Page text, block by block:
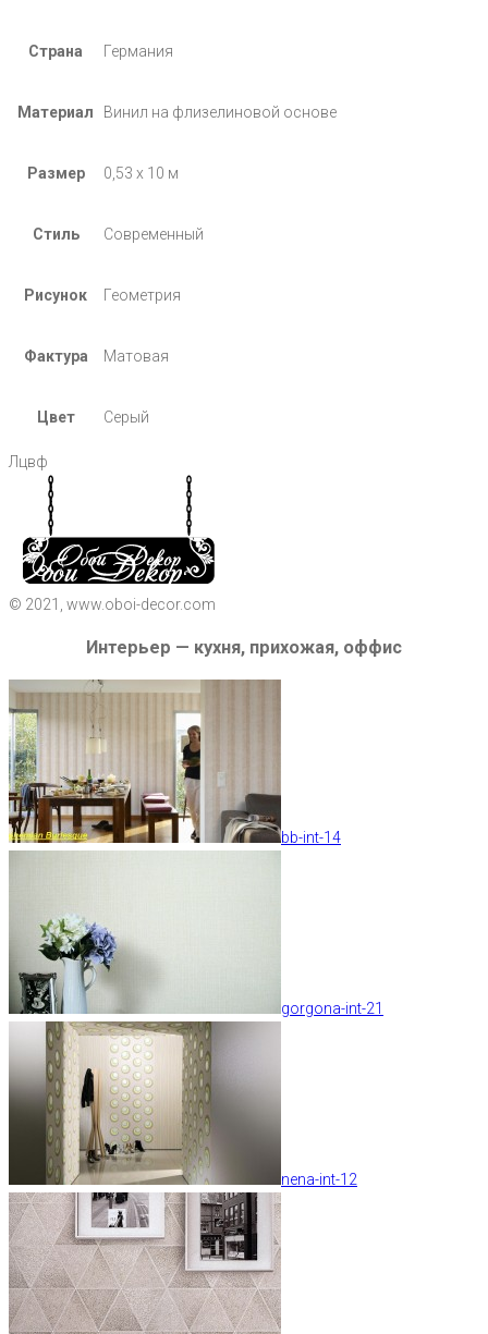
Страна Германия
Материал Винил на флизелиновой основе
Размер 0,53 х 10 м
Стиль Современный
Рисунок Геометрия
Фактура Матовая
Цвет Серый
Лцвф
© 2021, www.oboi-decor.com
Интерьер — кухня, прихожая, оффис
bb-int-14
gorgona-int-21
nena-int-12